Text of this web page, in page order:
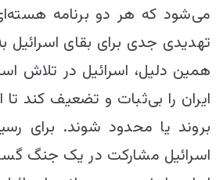
می‌شود که هر دو برنامه
تهدیدی جدی برای بقای اسرائیل
همین دلیل، اسرائیل در تلاش
ایران را بی‌ثبات و تضعیف کند تا
بروند یا محدود شوند. برای
اسرائیل مشارکت در یک جنگ